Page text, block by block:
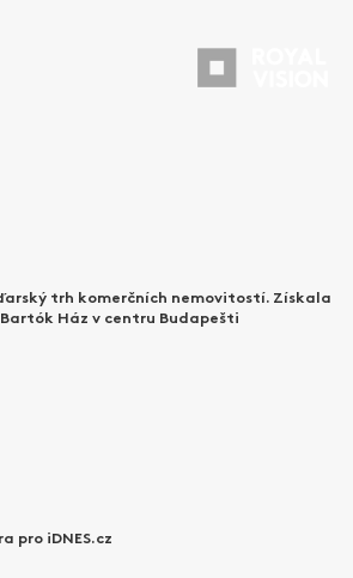
trh komerčních nemovitostí. Získala
Ház v centru Budapešti
pro iDNES.cz